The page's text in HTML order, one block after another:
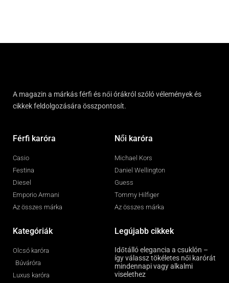
A magazin a márkás férfi és női órákról szóló vélemények és
cikkek feldolgozására összpontosít.
Férfi karóra
Casio
Festina
Diesel
Emporio Armani
Az összes márka
Női karóra
Michael Kors
Daniel Wellington
Guess
Tommy Hilfiger
Az összes márka
Kategóriák
Olcsó karóra
Búváróra
Luxus karóra
Legújabb cikkek
Időtálló elegancia a csuklón –
így válassz tökéletes női karórát
mindennapi vagy alkalmi
viselethez